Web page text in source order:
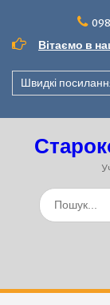
вмісту
Вітаємо в
Швидкі
Шукати: